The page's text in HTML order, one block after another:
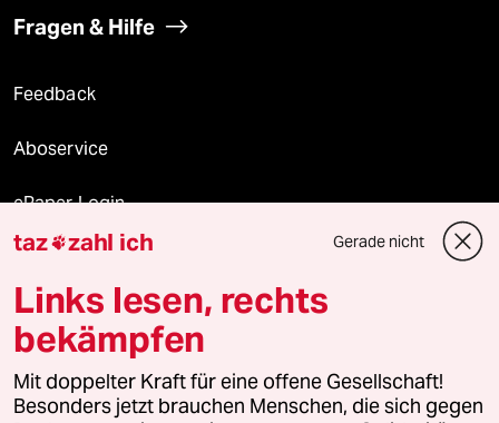
Fragen & Hilfe
Feedback
Aboservice
ePaper Login
Downloads für Abonnierende
© 2026 taz Verlags und Vertriebs GmbH
Alle Rechte vorbehalten. Bei rechtlichen Fragen oder für Genehmigungen
wenden Sie sich bitte an
lizenzen@taz.de
taz zahl ich Gerade nicht
Links lesen, rechts
bekämpfen
Mit doppelter Kraft für eine offene Gesellschaft!
Besonders jetzt brauchen Menschen, die sich gegen